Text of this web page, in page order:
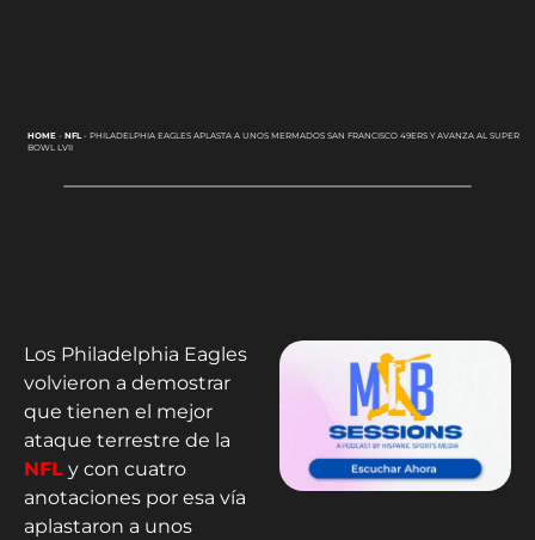
HOME- NFL- PHILADELPHIA EAGLES APLASTA A UNOS MERMADOS SAN FRANCISCO 49ERS Y AVANZA AL SUPER
BOWL LVII
Los Philadelphia Eagles
volvieron a demostrar
que tienen el mejor
ataque terrestre de la
NFL y con cuatro
anotaciones por esa vía
aplastaron a unos